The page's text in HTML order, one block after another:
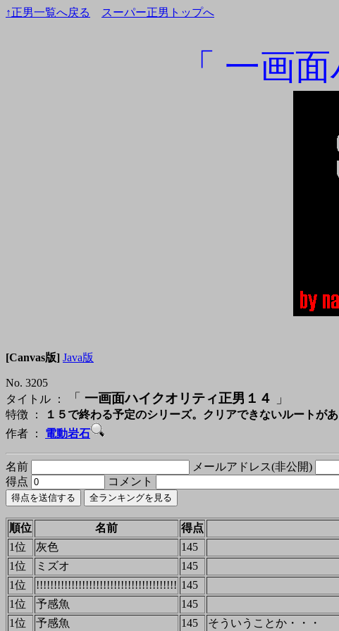
↑正男一覧へ戻る スーパー正男トップへ
「 一画
[Canvas版] Java版
No. 3205
タイトル ：
「 一画面ハイクオリティ正男１４ 」
特徴 ：
１５で終わる予定のシリーズ。クリアできないルートが
作者 ： 電動岩石
名前 メールアドレス(非公開)
得点
コメント
順位 名前 得点
1位
灰色 145
1位
ミズオ 145
1位
!!!!!!!!!!!!!!!!!!!!!!!!!!!!!!!!!!!!!!!! 145
1位
予感魚 145
1位
予感魚 145 そういうことか・・・